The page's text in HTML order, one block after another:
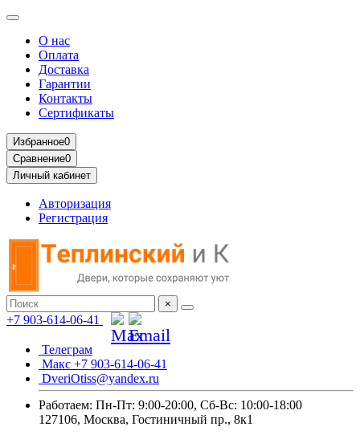
О нас
Оплата
Доставка
Гарантии
Контакты
Сертификаты
Избранное0
Сравнение0
Личный кабинет
Авторизация
Регистрация
×
+7 903-614-06-41
Телеграм
Макс +7 903-614-06-41
DveriOtiss@yandex.ru
Работаем: Пн-Пт: 9:00-20:00, Сб-Вс: 10:00-18:00
127106, Москва, Гостиничный пр., 8к1